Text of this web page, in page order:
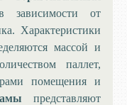
зависимости от
Характеристики
массой и
паллет,
помещения и
представляют